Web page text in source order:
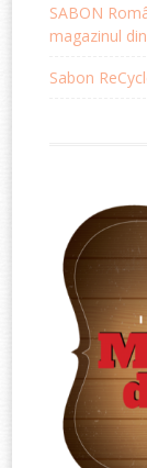
SABON
magazinul
Sabon